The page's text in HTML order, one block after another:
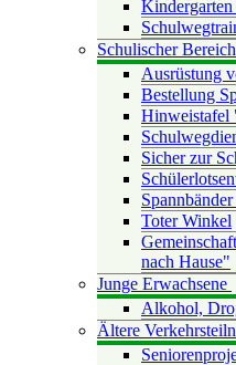
Schulischer Bereich
Ausrüstung
Bestellung
Hinweistafel
Sicher zur
Toter Winkel
nach Hause"
Junge Erwachsene
Alkohol,
Ältere